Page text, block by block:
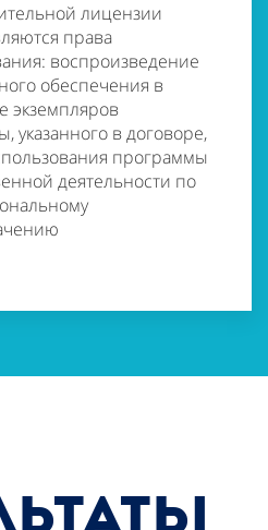
лицензии
права
воспроизведение
обеспечения в
экземпляров
указанного в договоре,
программы
деятельности по